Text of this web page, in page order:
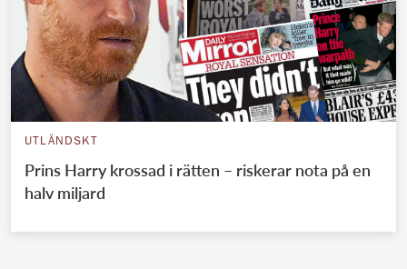
UTLÄNDSKT
Prins Harry krossad i rätten – riskerar nota på en
halv miljard